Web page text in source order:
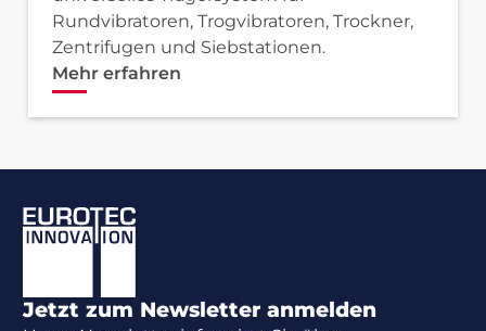
Rundvibratoren, Trogvibratoren, Trockner,
Zentrifugen und Siebstationen.
Mehr erfahren
Jetzt zum Newsletter anmelden